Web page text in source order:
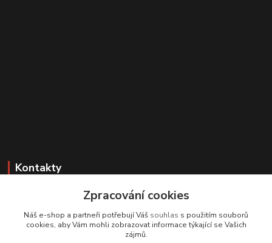
Kontakty
Zákaznická podpora
+420 608 331 344
(Po-Pá, 11-17 hod.; So, 9-12 hod.)
Zpracování cookies
Náš e-shop a partneři potřebují Váš souhlas s použitím souborů
cookies, aby Vám mohli zobrazovat informace týkající se Vašich
zájmů.